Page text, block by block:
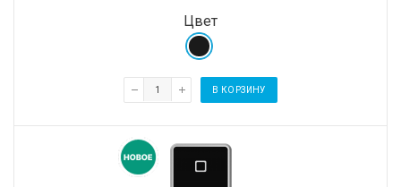
Цвет
В КОРЗИНУ